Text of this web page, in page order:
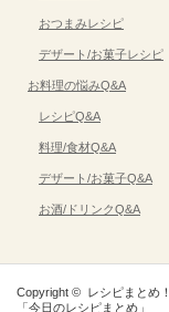
おつまみレシピ
デザート/お菓子レシピ
お料理の悩みQ&A
レシピQ&A
料理/食材Q&A
デザート/お菓子Q&A
お酒/ドリンクQ&A
Copyright © レシピまとめ
「今日のレシピまとめ」